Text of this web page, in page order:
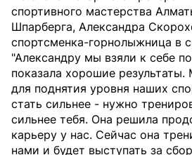
спортивного мастерства
Шпарберга, Александра
спортсменка-горнолыжница в
"Александру мы взяли к себе
показала хорошие
для поднятия уровня наших
стать сильнее - нужно
сильнее тебя. Она решила
карьеру у нас. Сейчас она
нами и будет выступать за